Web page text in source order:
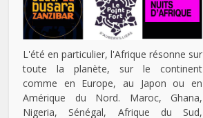
L'été en particulier, l'Afrique résonne sur
toute la planète, sur le continent
comme en Europe, au Japon ou en
Amérique du Nord. Maroc, Ghana,
Nigeria, Sénégal, Afrique du Sud,